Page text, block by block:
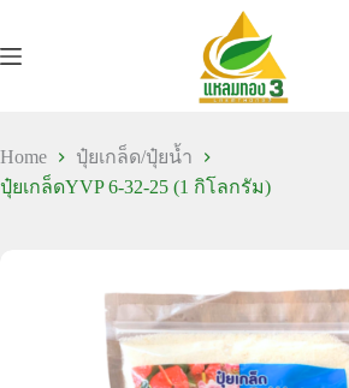
Home
ปุ๋ยเกล็ด/ปุ๋ยน้ำ
ปุ๋ยเกล็ดYVP 6-32-25 (1 กิโลกรัม)